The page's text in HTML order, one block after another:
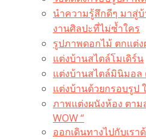
นำความรู้สึกดีๆ มาสู่
งานศิลปะที่ไม่ซ้ำใคร
รูปภาพดอกไม้ ตกแต่
แต่งบ้านสไตล์โมเดิร์น
แต่งบ้านสไตล์มินิมอล
แต่งบ้านด้วยกรอบรูป
ภาพแต่งผนังห้อง ตา
WOW “
ออกเดินทางไปกับเรา